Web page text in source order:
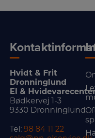
Hvidt & Frit
Dronninglund
El &
Bødkervej 1-3
9330 Dronninglund
Tel: 98 84 11 22